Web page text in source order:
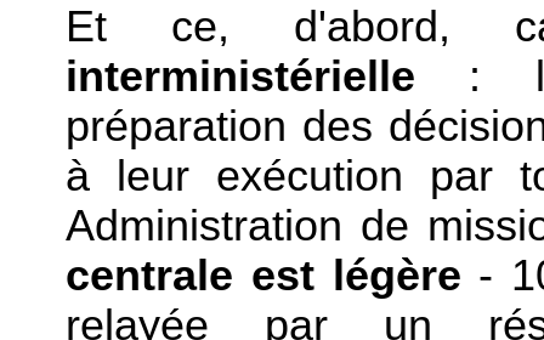
Et ce, d'abord,
interministérielle : la
préparation des
à leur exécution par
Administration de
centrale est légère -
relayée par un